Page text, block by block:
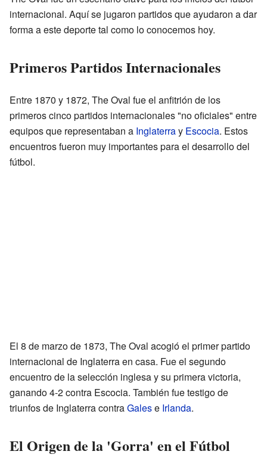
internacional. Aquí se jugaron partidos que ayudaron a dar
forma a este deporte tal como lo conocemos hoy.
Primeros Partidos Internacionales
Entre 1870 y 1872, The Oval fue el anfitrión de los
primeros cinco partidos internacionales "no oficiales" entre
equipos que representaban a Inglaterray Escocia. Estos
encuentros fueron muy importantes para el desarrollo del
fútbol.
El 8 de marzo de 1873, The Oval acogió el primer partido
internacional de Inglaterra en casa. Fue el segundo
encuentro de la selección inglesa y su primera victoria,
ganando 4-2 contra Escocia. También fue testigo de
triunfos de Inglaterra contraGalese Irlanda.
El Origen de la 'Gorra' en el Fútbol